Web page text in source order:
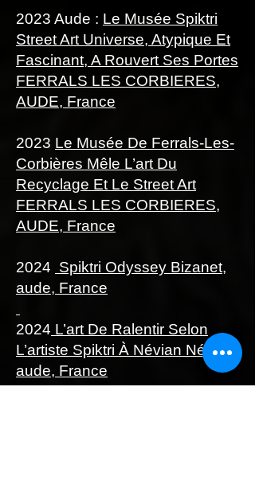
2023 Aude : Le Musée Spiktri
Street Art Universe, Atypique Et
Fascinant, A Rouvert Ses Portes
FERRALS LES CORBIERES,
AUDE, France
2023 Le Musée De Ferrals-Les-
Corbières Mêle L’art Du
Recyclage Et Le Street Art
FERRALS LES CORBIERES,
AUDE, France
2024 Spiktri Odyssey Bizanet,
aude, France
2024 L’art De Ralentir Selon
L’artiste Spiktri À Névian Névian,
aude, France